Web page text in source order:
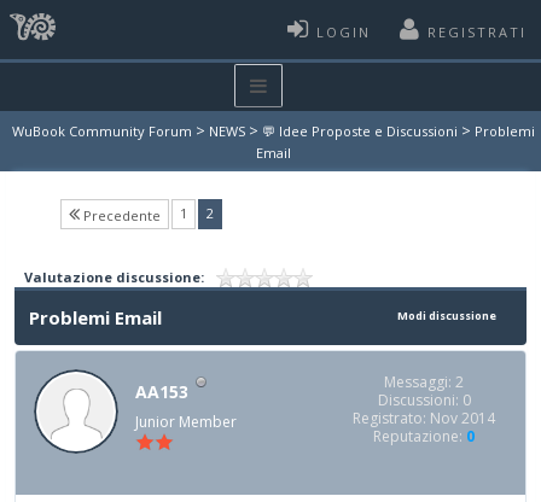
LOGIN REGISTRATI
WuBook Community Forum > NEWS > 💬 Idee Proposte e Discussioni > Problemi
Email
Precedente 1 2(current)
Valutazione discussione:
Modi discussione
Problemi Email
AA153
Junior Member
Messaggi: 2
Discussioni: 0
Registrato: Nov 2014
Reputazione: 0